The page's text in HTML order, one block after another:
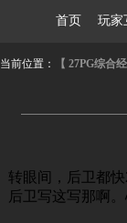
首页 玩家
当前位置： 【 27PG综合
转眼间，后卫都
后卫写这写那啊